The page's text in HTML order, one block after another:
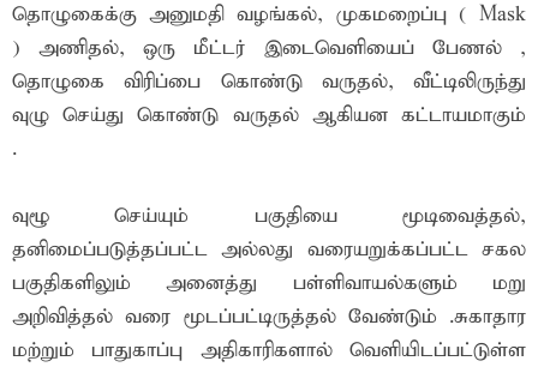
தொழுகைக்கு அனுமதி வழங்கல், முகமறைப்பு ( Mask
) அணிதல், ஒரு மீட்டர் இடைவெளியைப் பேணல் ,
தொழுகை விரிப்பை கொண்டு வருதல், வீட்டிலிருந்து
வுழு செய்து கொண்டு வருதல் ஆகியன கட்டாயமாகும்
.
வுழூ செய்யும் பகுதியை மூடிவைத்தல்,
தனிமைப்படுத்தப்பட்ட அல்லது வரையறுக்கப்பட்ட சகல
பகுதிகளிலும் அனைத்து பள்ளிவாயல்களும் மறு
அறிவித்தல் வரை மூடப்பட்டிருத்தல் வேண்டும் .சுகாதார
மற்றும் பாதுகாப்பு அதிகாரிகளால் வெளியிடப்பட்டுள்ள